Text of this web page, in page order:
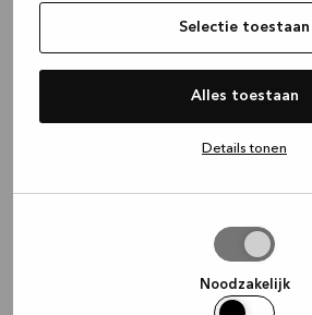
Selectie toestaan
Alles toestaan
Details tonen
Noodzakelijk